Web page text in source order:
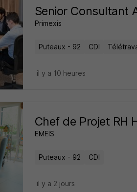
Senior Consultant
Primexis
Puteaux - 92 CDI
il y a 10 heures
Chef de Projet RH
EMEIS
Puteaux - 92 CDI
il y a 2 jours